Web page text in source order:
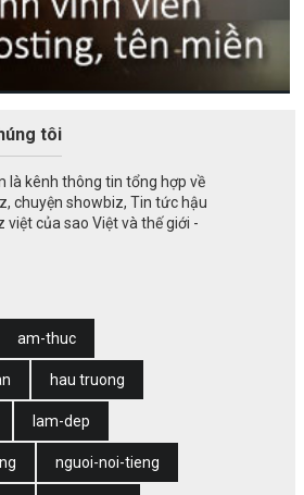
tôi
là kênh thông tin tổng hợp về
chuyện showbiz, Tin tức hậu
của sao Việt và thế giới -
am-thuc
hau truong
lam-dep
nguoi-noi-tieng